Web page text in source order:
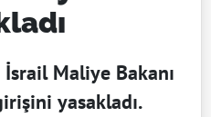
Maliye Bakanı
yasakladı.